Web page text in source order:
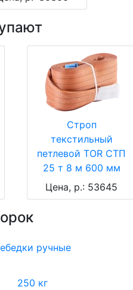
Строп
текстильный
петлевой TOR СТП
25 т 8 м 600 мм
Цена, р.: 53645
ручные
250 кг